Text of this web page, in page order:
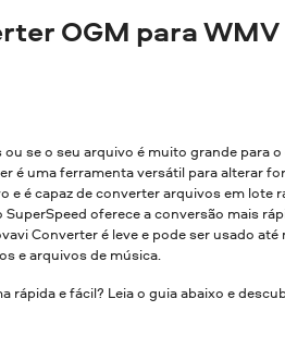
OGM para
se o seu arquivo é muito grande para
é uma ferramenta versátil para alterar
e é capaz de converter arquivos em lote
oferece a conversão mais
Converter é leve e pode ser usado
e arquivos de música.
e fácil? Leia o guia abaixo e